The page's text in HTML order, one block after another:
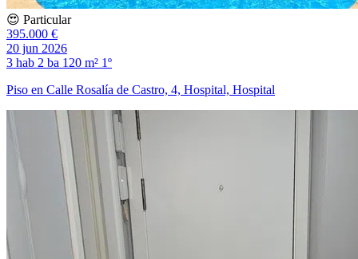
😍 Particular
395.000 €
20 jun 2026
3 hab 2 ba 120 m² 1º
Piso en Calle Rosalía de Castro, 4, Hospital, Hospital